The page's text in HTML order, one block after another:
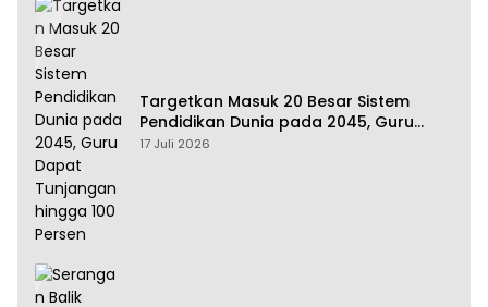
Targetkan Masuk 20 Besar Sistem
Pendidikan Dunia pada 2045, Guru
Dapat Tunjangan hingga 100 Persen
17 Juli 2026